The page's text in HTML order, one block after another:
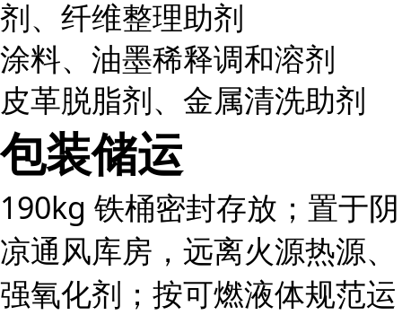
剂、纤维整理助剂
涂料、油墨稀释调和溶剂
皮革脱脂剂、金属清洗助剂
包装储运
190kg 铁桶密封存放；置于阴
凉通风库房，远离火源热源、
强氧化剂；按可燃液体规范运